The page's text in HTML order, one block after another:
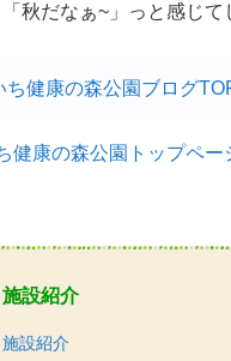
秋だなぁ~」っと感じて
ち健康の森公園ブログ
健康の森公園トップペー
施設紹介
施設紹介